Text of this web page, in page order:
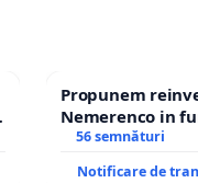
Propunem
Nemerenco in
Sanatatii
56 semnături
Notificare de